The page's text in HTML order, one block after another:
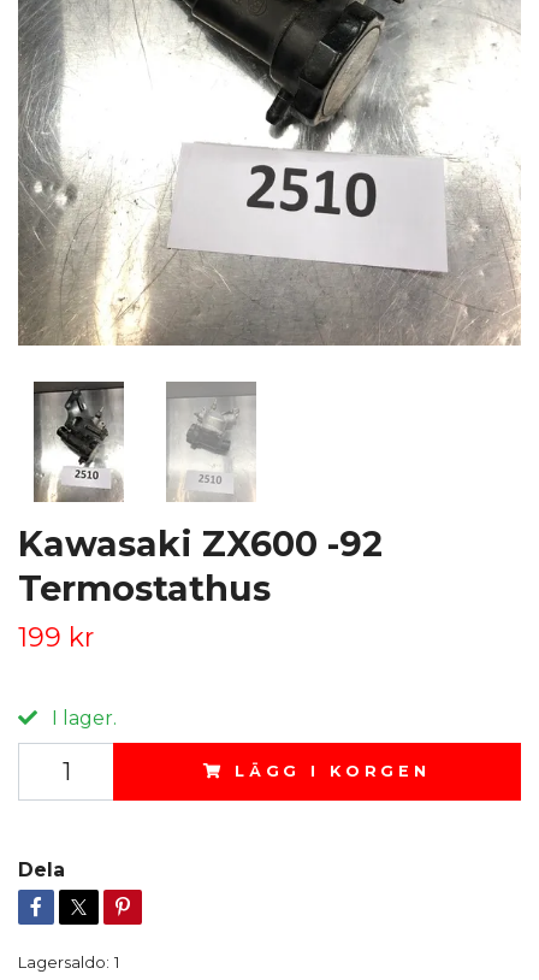
Kawasaki ZX600 -92
Termostathus
199 kr
I lager.
LÄGG I KORGEN
Dela
Lagersaldo: 1